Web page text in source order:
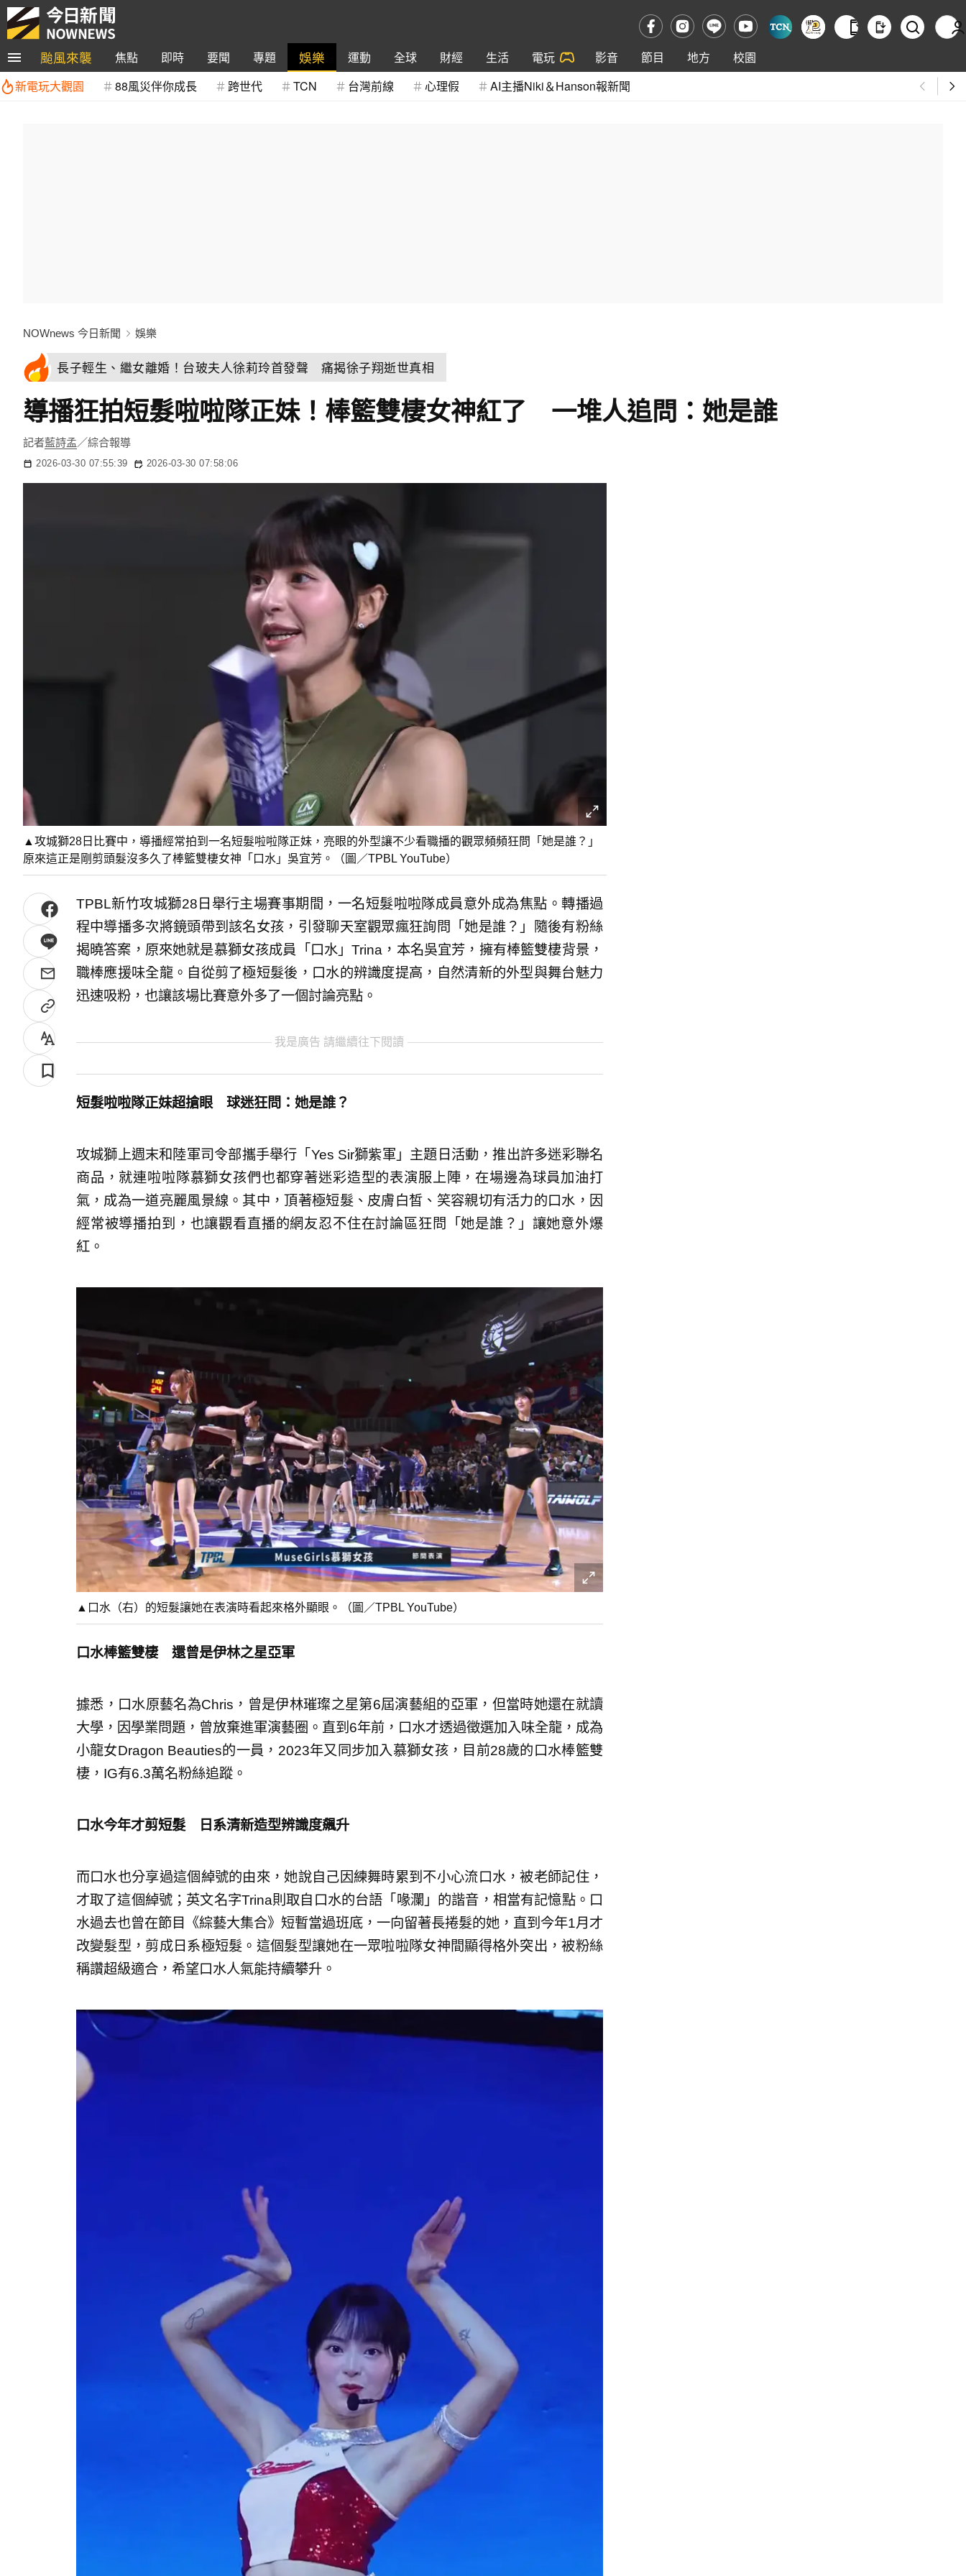
颱風來襲 焦點 即時 要聞 專題 娛樂 運動 全球 財經 生活 電玩 影音 節目 地方
校園
新電玩大觀園
88風災伴你成長 跨世代 TCN 台灣前線 心理假 AI主播Niki＆Hanson報新聞
NOWnews 今日新聞 娛樂
長子輕生、繼女離婚！台玻夫人徐莉玲首發聲 痛揭徐子翔逝世真相
導播狂拍短髮啦啦隊正妹！棒籃雙棲女神紅了 一堆人追問：她是誰
記者藍詩孟／綜合報導
2026-03-30 07:55:39 2026-03-30 07:58:06
▲攻城獅28日比賽中，導播經常拍到一名短髮啦啦隊正妹，亮眼的外型讓不少看職播的觀眾頻頻狂問「她是誰？」
原來這正是剛剪頭髮沒多久了棒籃雙棲女神「口水」吳宜芳。（圖／TPBL YouTube）
TPBL新竹攻城獅28日舉行主場賽事期間，一名短髮啦啦隊成員意外成為焦點。轉播過
程中導播多次將鏡頭帶到該名女孩，引發聊天室觀眾瘋狂詢問「她是誰？」隨後有粉絲
揭曉答案，原來她就是慕獅女孩成員「口水」Trina，本名吳宜芳，擁有棒籃雙棲背景，
職棒應援味全龍。自從剪了極短髮後，口水的辨識度提高，自然清新的外型與舞台魅力
迅速吸粉，也讓該場比賽意外多了一個討論亮點。
我是廣告 請繼續往下閱讀
短髮啦啦隊正妹超搶眼 球迷狂問：她是誰？
攻城獅上週末和陸軍司令部攜手舉行「Yes Sir獅紫軍」主題日活動，推出許多迷彩聯名
商品，就連啦啦隊慕獅女孩們也都穿著迷彩造型的表演服上陣，在場邊為球員加油打
氣，成為一道亮麗風景線。其中，頂著極短髮、皮膚白皙、笑容親切有活力的口水，因
經常被導播拍到，也讓觀看直播的網友忍不住在討論區狂問「她是誰？」讓她意外爆
紅。
▲口水（右）的短髮讓她在表演時看起來格外顯眼。（圖／TPBL YouTube）
口水棒籃雙棲 還曾是伊林之星亞軍
據悉，口水原藝名為Chris，曾是伊林璀璨之星第6屆演藝組的亞軍，但當時她還在就讀
大學，因學業問題，曾放棄進軍演藝圈。直到6年前，口水才透過徵選加入味全龍，成為
小龍女Dragon Beauties的一員，2023年又同步加入慕獅女孩，目前28歲的口水棒籃雙
棲，IG有6.3萬名粉絲追蹤。
口水今年才剪短髮 日系清新造型辨識度飆升
而口水也分享過這個綽號的由來，她說自己因練舞時累到不小心流口水，被老師記住，
才取了這個綽號；英文名字Trina則取自口水的台語「喙瀾」的諧音，相當有記憶點。口
水過去也曾在節目《綜藝大集合》短暫當過班底，一向留著長捲髮的她，直到今年1月才
改變髮型，剪成日系極短髮。這個髮型讓她在一眾啦啦隊女神間顯得格外突出，被粉絲
稱讚超級適合，希望口水人氣能持續攀升。